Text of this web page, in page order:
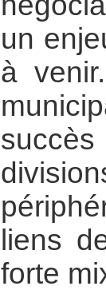
un
à
liens
forte